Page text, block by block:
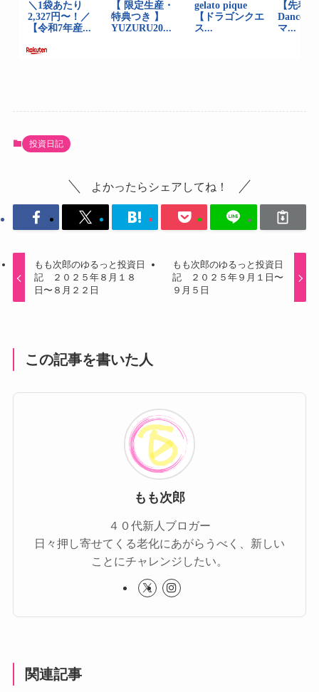
投資日記
よかったらシェアしてね！
もも次郎のゆるっと投資日
記 ２０２５年８月１８
日〜８月２２日
もも次郎のゆるっと投資日
記 ２０２５年９月１日〜
９月５日
この記事を書いた人
もも次郎
４０代新人ブロガー
日々押し寄せてくる老化にあがらうべく、新しい
ことにチャレンジしたい。
関連記事